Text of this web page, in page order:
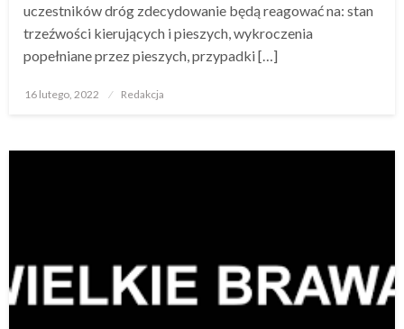
uczestników dróg zdecydowanie będą reagować na: stan
trzeźwości kierujących i pieszych, wykroczenia
popełniane przez pieszych, przypadki […]
Opublikowane
16 lutego, 2022 Redakcja